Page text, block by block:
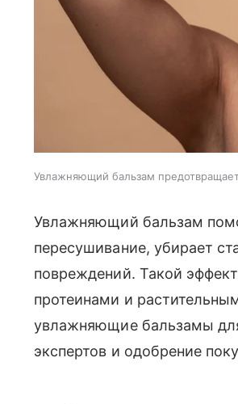
Увлажняющий бальзам
Увлажняющий бальзам
пересушивание, убирает
повреждений. Такой
протеинами и
увлажняющие бальзамы
экспертов и одобрение